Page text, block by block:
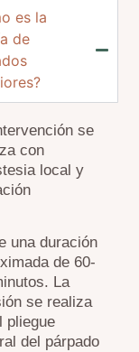
es la
de
se
con
local y
una duración
de 60-
La
se realiza
pliegue
del párpado